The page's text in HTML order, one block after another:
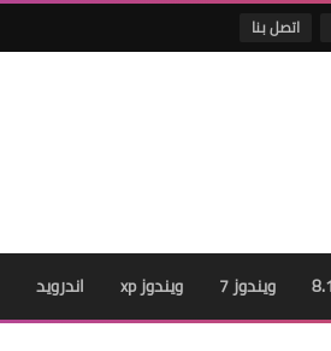
اتصل بنا
ويندوز 7 ويندوز xp اندرويد